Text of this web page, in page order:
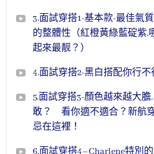
3.面試穿搭1-基本款-最佳氣
的整體性（紅橙黃綠藍碇紫,
起來最靓？）
4.面試穿搭2-黑白搭配你行不
5.面試穿搭3-顏色越來越大膽
敢？ 看你適不適合？新航
忌在這裡！
6.面試穿搭4–Charlene特別